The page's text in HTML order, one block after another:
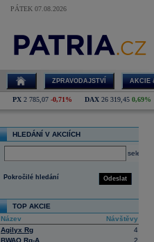
PÁTEK 07.08.2026
ZPRAVODAJSTVÍ AKCIE
PX 2 785,07 -0,71% DAX 26 319,45 0,69%
HLEDÁNÍ V AKCIÍCH
select
Odeslat
Pokročilé hledání
TOP AKCIE
Název
Návštěvy
Agilyx Rg
4
BWAQ Rg-A
2